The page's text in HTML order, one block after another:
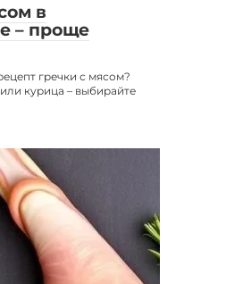
в
– проще
гречки с мясом?
курица – выбирайте